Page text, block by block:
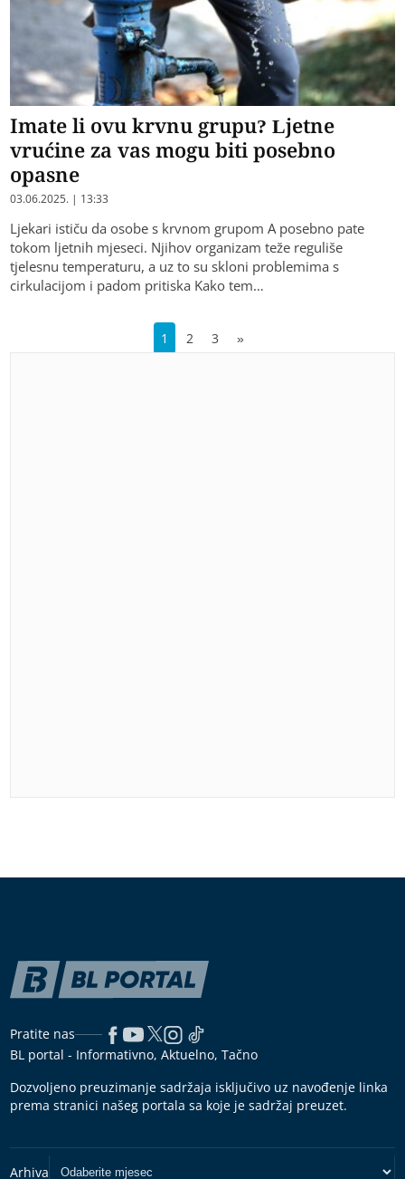
Imate li ovu krvnu grupu? Ljetne
vrućine za vas mogu biti posebno
opasne
03.06.2025. | 13:33
Ljekari ističu da osobe s krvnom grupom A posebno pate
tokom ljetnih mjeseci. Njihov organizam teže reguliše
tjelesnu temperaturu, a uz to su skloni problemima s
cirkulacijom i padom pritiska Kako tem…
1 2 3 »
Pratite nas
BL portal - Informativno, Aktuelno, Tačno
Dozvoljeno preuzimanje sadržaja isključivo uz navođenje linka
prema stranici našeg portala sa koje je sadržaj preuzet.